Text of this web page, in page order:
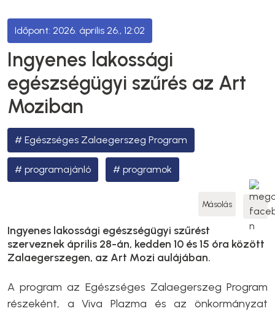
2026. április 26., 12:02
Ingyenes lakossági
egészségügyi szűrés az Art
Moziban
Egészséges Zalaegerszeg Program
programajánló programok
Másolás
Ingyenes lakossági egészségügyi szűrést
szerveznek április 28-án, kedden 10 és 15 óra között
Zalaegerszegen, az Art Mozi aulájában.
A program az Egészséges Zalaegerszeg Program
részeként, a Viva Plazma és az önkormányzat